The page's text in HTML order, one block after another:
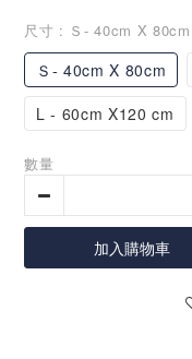
尺寸 : Ｓ- 40cm X 80cm
Ｓ- 40cm X 80cm
L - 60cm X120 cm
數量
加入購物車